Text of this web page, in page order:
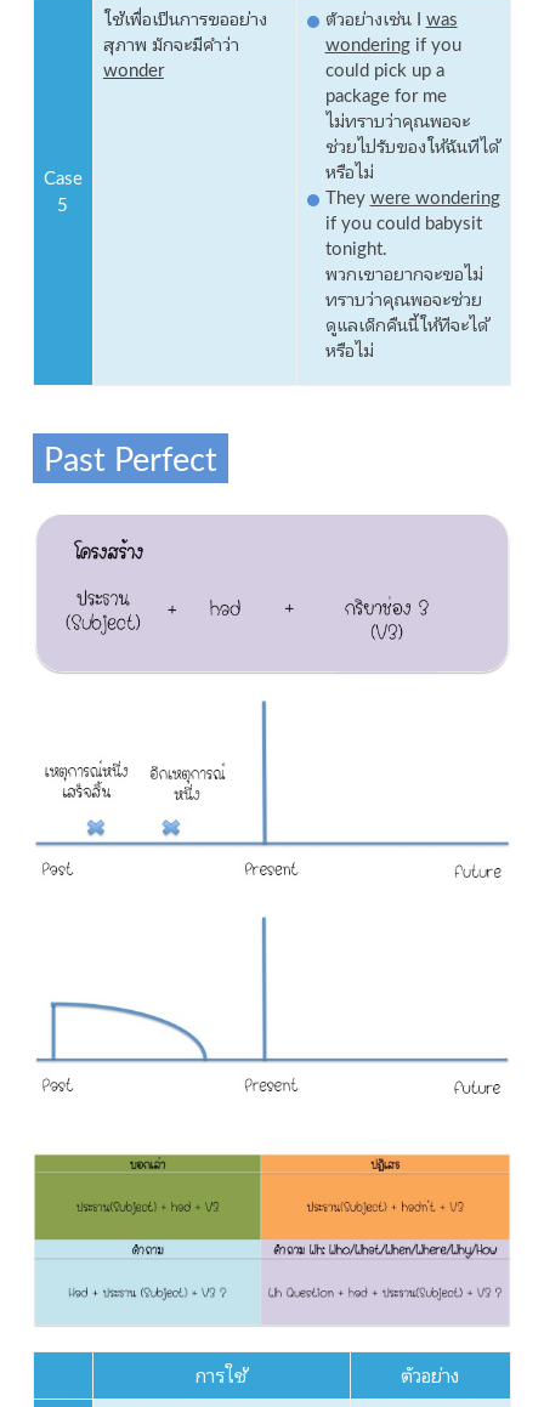
Case
5
ใช้เพื่อเป็นการขออย่าง
สุภาพ มักจะมีคำว่า
wonder
ตัวอย่างเช่น I was
wonderingif you
could pick up a
package for me
ไม่ทราบว่าคุณพอจะ
ช่วยไปรับของให้ฉันทีได้
หรือไม่
They were wondering
if you could babysit
tonight.
พวกเขาอยากจะขอไม่
ทราบว่าคุณพอจะช่วย
ดูแลเด็กคืนนี้ให้ทีจะได้
หรือไม่
Past Perfect
การใช้ ตัวอย่าง